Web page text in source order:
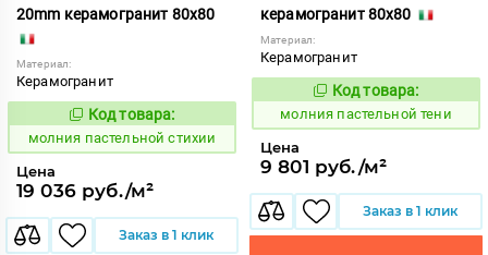
20mm керамогранит 80x80
Материал:
Керамогранит
1008723
Код товара:
молния пастельной стихии
Цена
19 036 руб./м²
Заказ в 1 клик
керамогранит 80x80
Материал:
Керамогранит
1008728
Код товара:
молния пастельной тени
Цена
9 801 руб./м²
Заказ в 1 клик